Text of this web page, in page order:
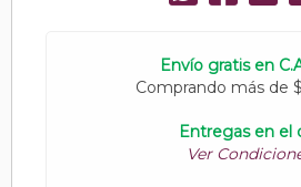
Envío gratis en
Comprando más de
Entregas en el
Ver